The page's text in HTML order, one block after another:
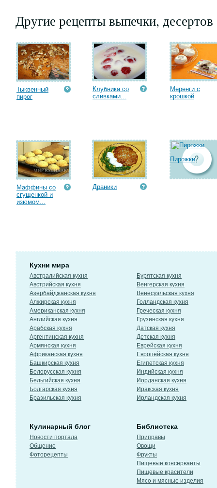
Другие рецепты выпечки, десертов
Тыквенный
пирог
Клубника со
сливками...
Меренги с
крошкой
Маффины со
сгущенкой и
изюмом...
Драники
Пирожки
Кухни мира
Австралийская кухня
Австрийская кухня
Азербайджанская кухня
Алжирская кухня
Американская кухня
Английская кухня
Арабская кухня
Аргентинская кухня
Армянская кухня
Африканская кухня
Башкирская кухня
Белорусская кухня
Бельгийская кухня
Болгарская кухня
Бразильская кухня
Бурятская кухня
Венгерская кухня
Венесуэльская кухня
Голландская кухня
Греческая кухня
Грузинская кухня
Датская кухня
Детская кухня
Еврейская кухня
Европейская кухня
Египетская кухня
Индийская кухня
Иорданская кухня
Иракская кухня
Ирландская кухня
Кулинарный блог
Новости портала
Общение
Фоторецепты
Библиотека
Приправы
Овощи
Фрукты
Пищевые консерванты
Пищевые красители
Мясо и мясные изделия